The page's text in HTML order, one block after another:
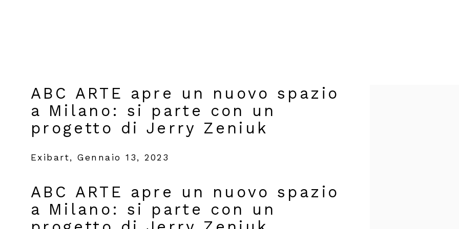
ABC ARTE apre un nuovo spazio
a Milano: si parte con un
progetto di Jerry Zeniuk
Exibart, Gennaio 13, 2023
ABC ARTE apre un nuovo spazio
a Milano: si parte con un